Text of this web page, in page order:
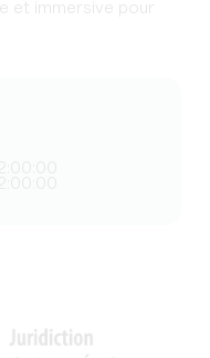
et immersive pour